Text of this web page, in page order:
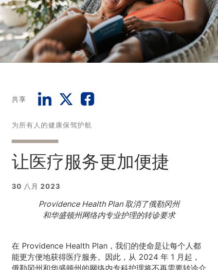
共享
为所有人的健康保驾护航
让医疗服务更加便捷
30 八月 2023
Providence Health Plan 取消了俄勒冈州
和华盛顿州网络内专业护理的转诊要求
在 Providence Health Plan，我们的使命是让每个人都
能更方便地获得医疗服务。因此，从 2024 年 1 月起，
俄勒冈州和华盛顿州的网络内专科护理将不再需要转诊介